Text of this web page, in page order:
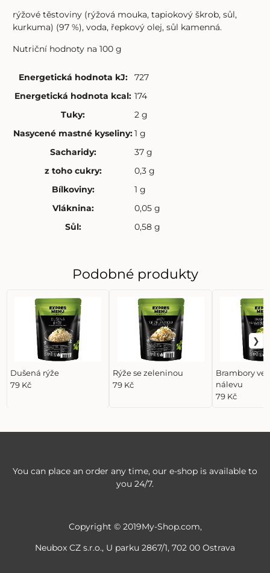
rýžové těstoviny (rýžová mouka, tapiokový škrob, sůl,
kurkuma) (97 %), voda, řepkový olej, sůl kamenná.
Nutriční hodnoty na 100 g
Energetická hodnota kJ:
727
Energetická hodnota kcal: 174
Tuky:
2 g
Nasycené mastné kyseliny:1 g
Sacharidy:
37 g
z toho cukry:
0,3 g
Bílkoviny:
1 g
Vláknina:
0,05 g
Sůl: 0,58 g
Podobné produkty
Dušená rýže
79 Kč
Rýže se zeleninou
79 Kč
Brambory ve
nálevu
79 Kč
You can place an order any time, our e-shop is available to
you 24/7.
Copyright © 2019My-Shop.com,
Neubox CZ s.r.o., U parku 2867/1, 702 00 Ostrava